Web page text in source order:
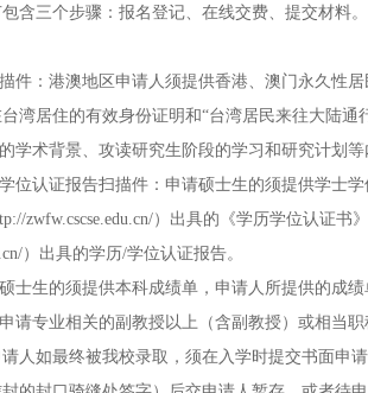
含三个步骤：报名登记、在线交费、提交材料
件：港澳地区申请人须提供香港、澳门永久性
湾居住的有效身份证明和“台湾居民来往大陆通
学术背景、攻读研究生阶段的学习和研究计划
位认证报告扫描件：申请硕士生的须提供学士
zwfw.cscse.edu.cn/）出具的《学历学位认证
）出具的学历/学位认证报告。
士生的须提供本科成绩单，申请人所提供的成
请专业相关的副教授以上（含副教授）或相当
人如最终被我校录取，须在入学时提交书面申